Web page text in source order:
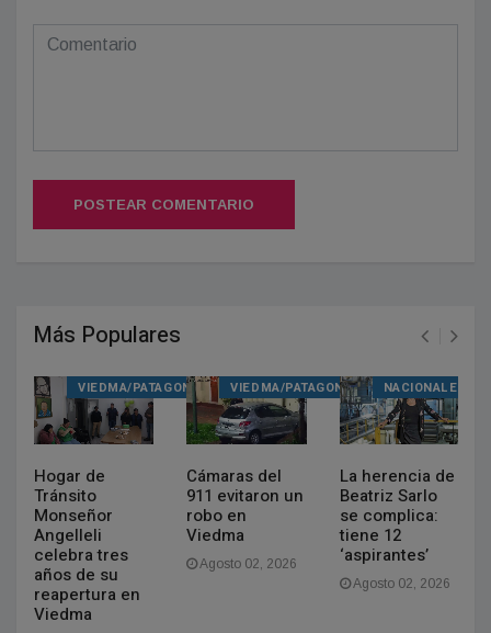
POSTEAR COMENTARIO
Más Populares
VIEDMA/PATAGONES
Hogar de
Tránsito
Monseñor
Angelleli
celebra tres
años de su
reapertura en
Viedma
VIEDMA/PATAGONES
Cámaras del
911 evitaron un
robo en
Viedma
Agosto 02, 2026
NACIONALES
La herencia de
Beatriz Sarlo
se complica:
tiene 12
‘aspirantes’
Agosto 02, 2026